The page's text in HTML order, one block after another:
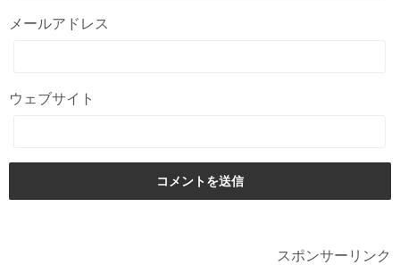
メールアドレス
ウェブサイト
スポンサーリンク